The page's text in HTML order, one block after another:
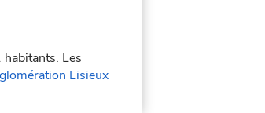
Les
Lisieux